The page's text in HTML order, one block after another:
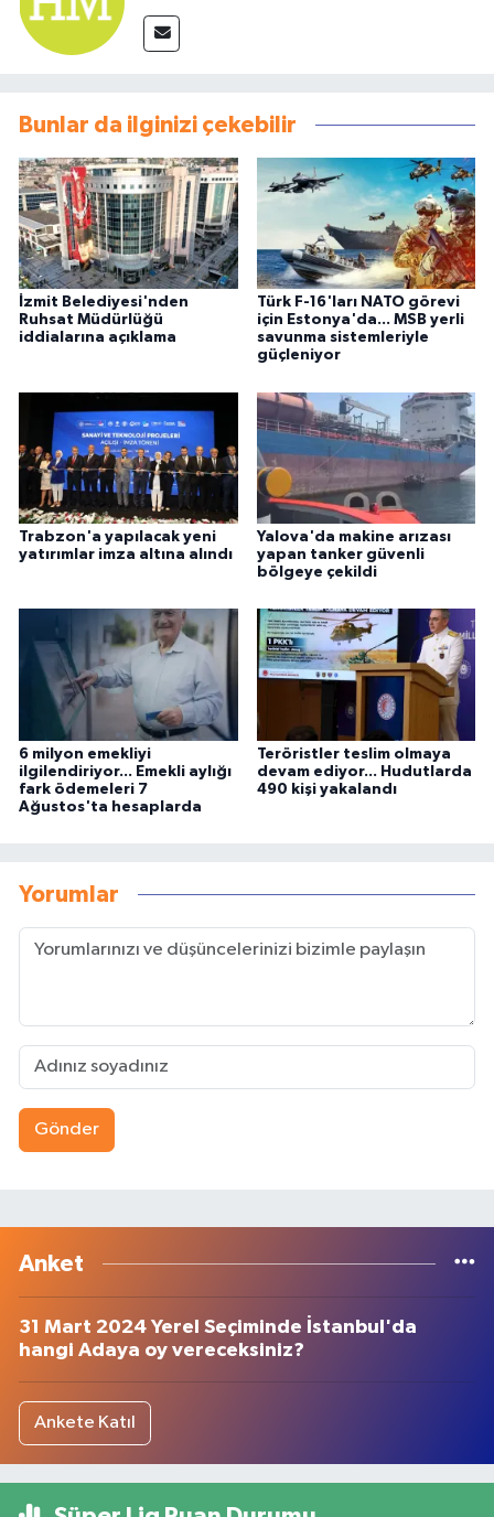
Bunlar da ilginizi çekebilir
İzmit Belediyesi'nden
Ruhsat Müdürlüğü
iddialarına açıklama
Türk F-16'ları NATO görevi
için Estonya'da... MSB yerli
savunma sistemleriyle
güçleniyor
Trabzon'a yapılacak yeni
yatırımlar imza altına alındı
Yalova'da makine arızası
yapan tanker güvenli
bölgeye çekildi
6 milyon emekliyi
ilgilendiriyor... Emekli aylığı
fark ödemeleri 7
Ağustos'ta hesaplarda
Teröristler teslim olmaya
devam ediyor... Hudutlarda
490 kişi yakalandı
Yorumlar
Gönder
Anket
31 Mart 2024 Yerel Seçiminde İstanbul'da
hangi Adaya oy vereceksiniz?
Ankete Katıl